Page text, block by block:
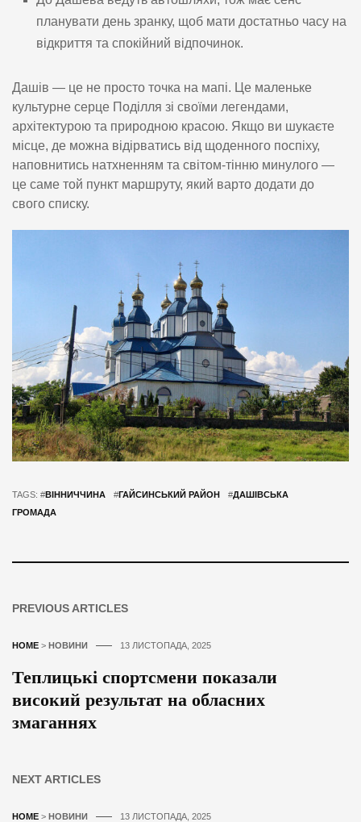
планувати день зранку, щоб мати достатньо часу на
відкриття та спокійний відпочинок.
Дашів — це не просто точка на мапі. Це маленьке
культурне серце Поділля зі своїми легендами,
архітектурою та природною красою. Якщо ви шукаєте
місце, де можна відірватись від щоденного поспіху,
наповнитись натхненням та світом-тінню минулого —
це саме той пункт маршруту, який варто додати до
свого списку.
TAGS: #ВІННИЧЧИНА #ГАЙСИНСЬКИЙ РАЙОН #ДАШІВСЬКА
ГРОМАДА
PREVIOUS ARTICLES
HOME > НОВИНИ 13 ЛИСТОПАДА, 2025
Теплицькі спортсмени показали
високий результат на обласних
змаганнях
NEXT ARTICLES
HOME > НОВИНИ 13 ЛИСТОПАДА, 2025